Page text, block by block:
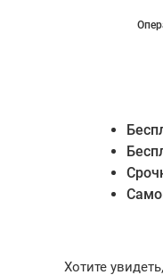
Хотите